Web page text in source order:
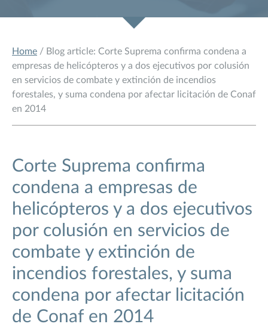
Home / Blog article: Corte Suprema confirma condena a
empresas de helicópteros y a dos ejecutivos por colusión
en servicios de combate y extinción de incendios
forestales, y suma condena por afectar licitación de Conaf
en 2014
Corte Suprema confirma
condena a empresas de
helicópteros y a dos ejecutivos
por colusión en servicios de
combate y extinción de
incendios forestales, y suma
condena por afectar licitación
de Conaf en 2014